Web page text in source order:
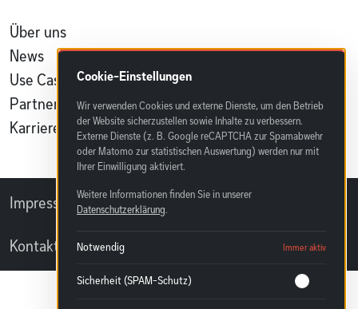
Über uns
News
Use Cases & Referenzen
Partnerprogramm
Karriere
Impressum Datenschutzerklärung
Kontakt
Cookie-Einstellungen
Wir verwenden Cookies und externe Dienste, um den Betrieb
der Website sicherzustellen sowie Inhalte zu verbessern.
Externe Dienste (z. B. Google reCAPTCHA zur Spamabwehr
oder Matomo zur statistischen Auswertung) werden nur mit
Ihrer Einwilligung aktiviert.
Weitere Informationen finden Sie in unserer
Datenschutzerklärung.
Notwendig Immer aktiv
Sicherheit (SPAM-Schutz)